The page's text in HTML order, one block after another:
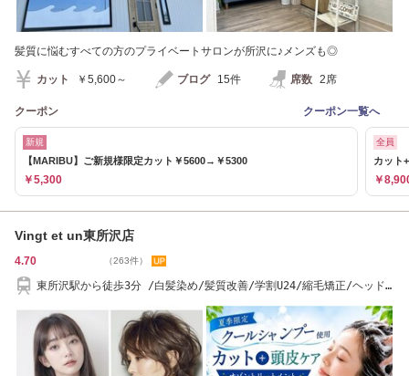
髪質に悩むすべての方のプライベートサロンが所沢に♪メンズも◎
カット ￥5,600～ ブログ 15件 席数 2席
クーポン クーポン一覧へ
新規
【MARIBU】ご新規様限定カット￥5600→￥5300
￥5,300
全員
カット
￥
Vingt et un東所沢店
4.70 （263件）
東所沢駅から徒歩3分 /白髪染め/髪質改善/学割U24/縮毛矯正/ヘッド